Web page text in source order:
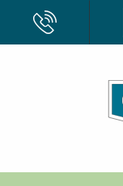
contenido